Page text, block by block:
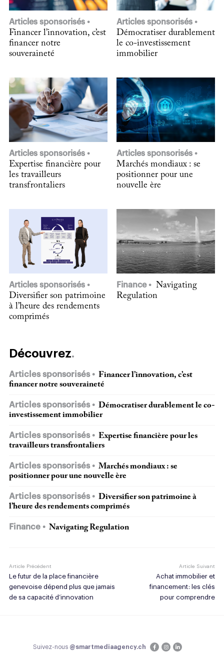
Articles sponsorisés
Financer l’innovation, c’est
financer notre
souveraineté
Articles sponsorisés
Démocratiser durablement
le co-investissement
immobilier
Articles sponsorisés
Expertise financière pour
les travailleurs
transfrontaliers
Articles sponsorisés
Marchés mondiaux : se
positionner pour une
nouvelle ère
Articles sponsorisés
Diversifier son patrimoine
à l’heure des rendements
comprimés
Finance
Navigating
Regulation
Découvrez
Articles sponsorisés
Financer l’innovation, c’est
financer notre souveraineté
Articles sponsorisés
Démocratiser durablement le co-
investissement immobilier
Articles sponsorisés
Expertise financière pour les
travailleurs transfrontaliers
Articles sponsorisés
Marchés mondiaux : se
positionner pour une nouvelle ère
Articles sponsorisés
Diversifier son patrimoine à
l’heure des rendements comprimés
Finance Navigating Regulation
Article Précédent
Le futur de la place financière
genevoise dépend plus que jamais
de sa capacité d’innovation
Article Suivant
Achat immobilier et
financement : les clés
pour comprendre
Suivez-nous @smartmediaagency.ch